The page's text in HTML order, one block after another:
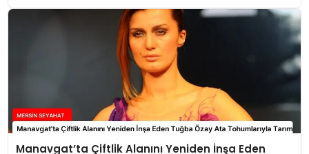
Manavgat’ta Çiftlik Alanını Yeniden İnşa Eden